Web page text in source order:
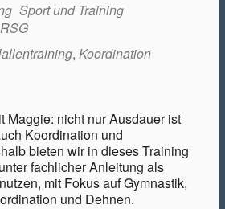
Sport und Training
,Koordination
Maggie: nicht nur Ausdauer ist
Koordination und
bieten wir in dieses Training
fachlicher Anleitung als
mit Fokus auf Gymnastik,
und Dehnen.